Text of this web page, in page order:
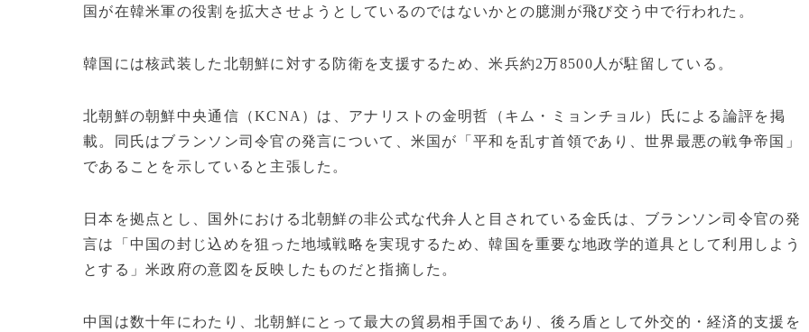
国が在韓米軍の役割を拡大させようとしているのではないかとの臆測が飛び交う中で行われた。
韓国には核武装した北朝鮮に対する防衛を支援するため、米兵約2万8500人が駐留している。
北朝鮮の朝鮮中央通信（KCNA）は、アナリストの金明哲（キム・ミョンチョル）氏による論評を掲
載。同氏はブランソン司令官の発言について、米国が「平和を乱す首領であり、世界最悪の戦争帝国」
であることを示していると主張した。
日本を拠点とし、国外における北朝鮮の非公式な代弁人と目されている金氏は、ブランソン司令官の発
言は「中国の封じ込めを狙った地域戦略を実現するため、韓国を重要な地政学的道具として利用しよう
とする」米政府の意図を反映したものだと指摘した。
中国は数十年にわたり、北朝鮮にとって最大の貿易相手国であり、後ろ盾として外交的・経済的支援を